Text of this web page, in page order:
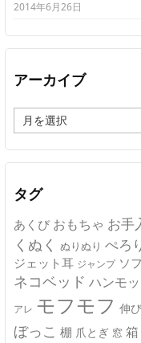
2014年6月26日
アーカイブ
ー
カ
イ
タグ
あくび おもちゃ お手
くぬく ぬりぬり ぺろ
ジェット耳 ジャンプ ソ
ネコベッド ハンモ
アレ モフモフ 伸び
ぼっこ 棚 爪とぎ 窓 箱